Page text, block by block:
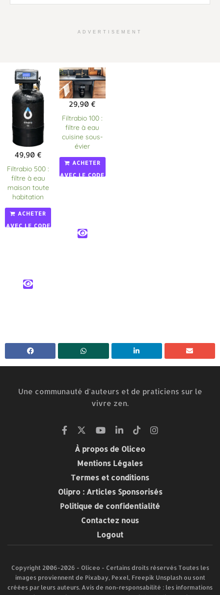
ADVERTISEMENT
49,90 €
Filtrabio 500 :
filtre à eau
maison toute
habitation
ACHETER
AVEC LE CODE
29,90 €
Filtrabio 100 :
filtre à eau
cuisine sous-
évier
ACHETER
AVEC LE CODE
Une communauté d'auteurs et de praticiens sur le
vivre zen.
À propos de Oliceo
Mentions Légales
Termes et conditions
Olipro : Articles Sponsorisés
Politique de confidentialité
Contactez nous
Logout
Copyright 2006-2026 - Oliceo - Certains droits réservés Toutes les
images proviennent de Pixabay, Pexel, Freepik Unsplash ou sont
créées par leurs auteurs. Avis de non-responsabilité : les informations